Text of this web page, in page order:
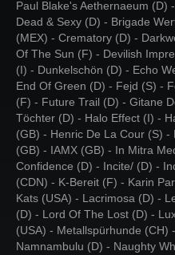
Paul Blake's Aethernaeum (D)
Dead & Sexy (D) - Brigade
(MEX) - Crematory (D) -
Of The Sun (F) - Devilish
(I) - Dunkelschön (D) - Echo
End Of Green (D) - Fejd (S) -
(F) - Future Trail (D) - Gitane
Töchter (D) - Halo Effect (I) -
(GB) - Henric De La Cour (S)
(GB) - IAMX (GB) - In Mitra
Confidence (D) - Incite/ (D) -
(CDN) - K-Bereit (F) - Karin
Kats (USA) - Lacrimosa (D) -
(D) - Lord Of The Lost (D) -
(USA) - Metallspürhunde (CH)
Namnambulu (D) - Naughty